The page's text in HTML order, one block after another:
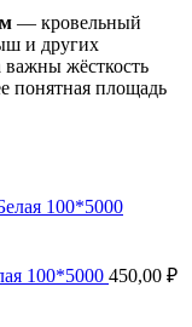
— кровельный
и других
жёсткость
понятная площадь
100*5000 450,00 ₽